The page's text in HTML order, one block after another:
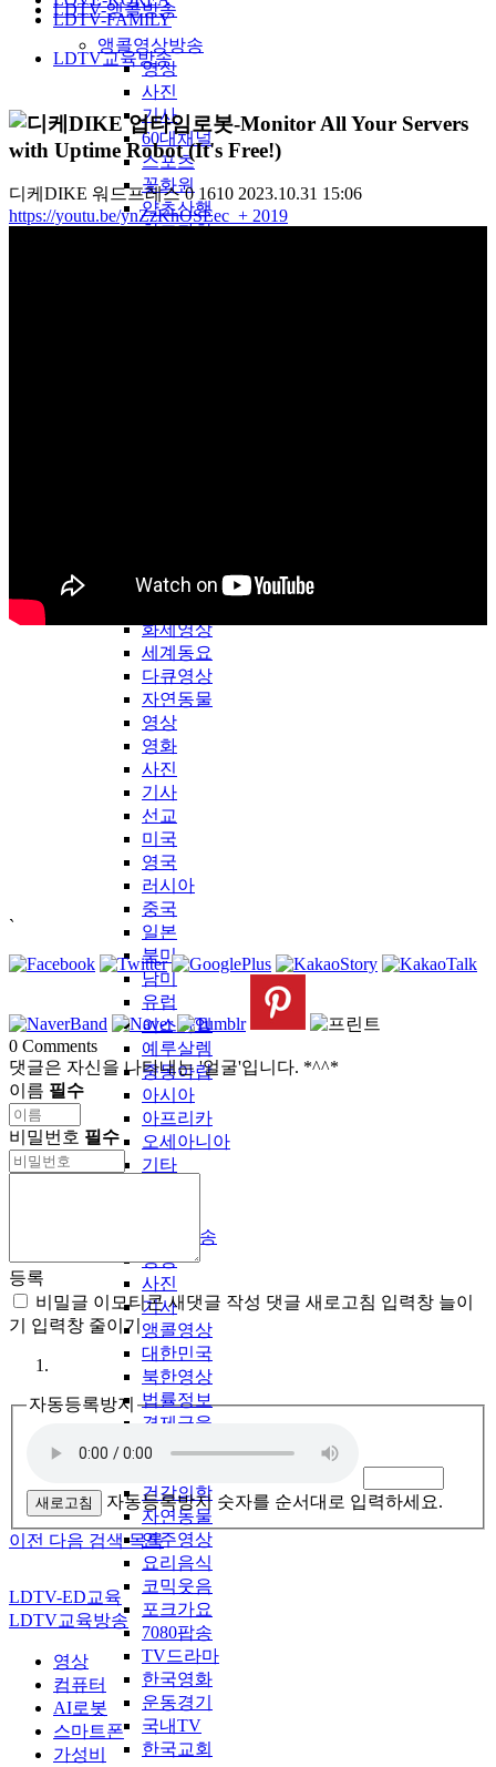
LDTV-앵콜방송
앵콜영상방송
영상
사진
기사
60대채널
스포츠
꽃화원
약초산행
창조과학
2018년
화제영상
세계동요
다큐영상
자연동물
영상
영화
사진
기사
선교
미국
영국
러시아
중국
일본
북미
남미
유럽
이스라엘
예루살렘
중동아랍
아시아
아프리카
오세아니아
기타
LDTV국내방송
영상
사진
기사
앵콜영상
대한민국
북한영상
법률정보
경제금융
시니어
건강의학
자연동물
연주영상
요리음식
코믹웃음
포크가요
7080팝송
TV드라마
한국영화
운동경기
국내TV
한국교회
LDTV-FAMILY
LDTV교육방송
업타임로봇-Monitor All Your Servers
with Uptime Robot (It's Free!)
디케DIKE 워드프레스0 1610 2023.10.31 15:06
https://youtu.be/ynZzKhOSEec + 2019
`
0 Comments
댓글은 자신을 나타내는 '얼굴'입니다. *^^*
이름 필수
비밀번호 필수
등록
비밀글 이모티콘 새댓글 작성 댓글 새로고침 입력창 늘이
기
입력창 줄이기
자동등록방지
새로고침 자동등록방지 숫자를 순서대로 입력하세요.
이전 다음 검색 목록
LDTV-ED교육
LDTV교육방송
영상
컴퓨터
AI로봇
스마트폰
가성비